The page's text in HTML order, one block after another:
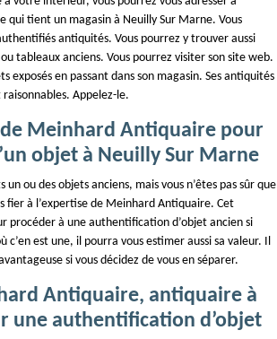
qui tient un magasin à Neuilly Sur Marne. Vous
antiquités. Vous pourrez y trouver aussi
tableaux anciens. Vous pourrez visiter son site web.
exposés en passant dans son magasin. Ses antiquités
Appelez-le.
de Meinhard Antiquaire pour
objet à Neuilly Sur Marne
ou des objets anciens, mais vous n’êtes pas sûr que
fier à l’expertise de Meinhard Antiquaire. Cet
procéder à une authentification d’objet ancien si
c’en est une, il pourra vous estimer aussi sa valeur. Il
si vous décidez de vous en séparer.
Antiquaire, antiquaire à
une authentification d’objet